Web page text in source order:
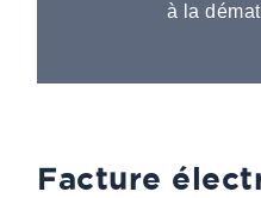
à la
Facture